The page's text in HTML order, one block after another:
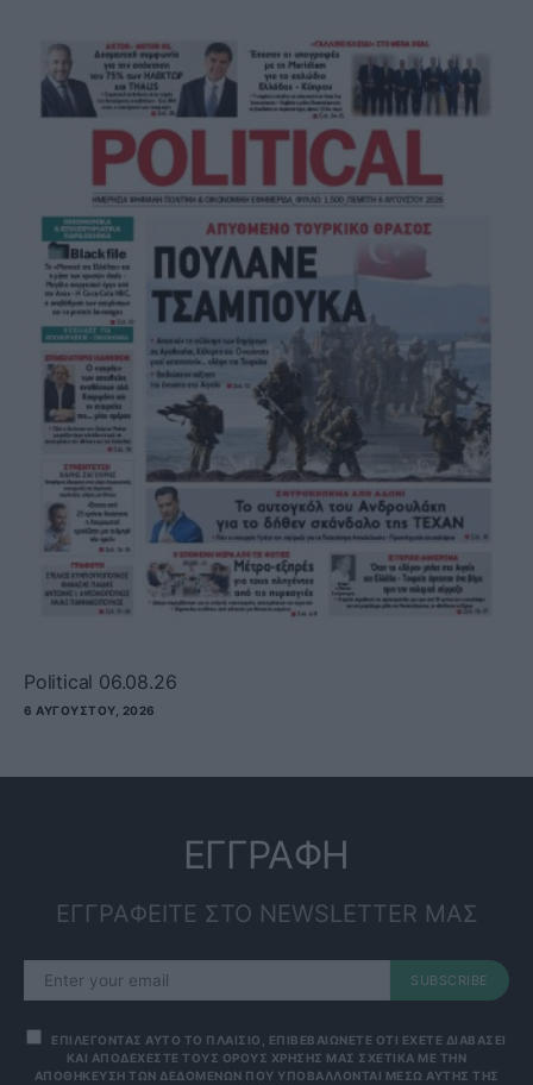
Political 06.08.26
6 ΑΥΓΟΎΣΤΟΥ, 2026
ΕΓΓΡΑΦΗ
ΕΓΓΡΑΦΕΙΤΕ ΣΤΟ NEWSLETTER ΜΑΣ
SUBSCRIBE
ΕΠΙΛΕΓΟΝΤΑΣ ΑΥΤΟ ΤΟ ΠΛΑΙΣΙΟ, ΕΠΙΒΕΒΑΙΩΝΕΤΕ ΟΤΙ ΕΧΕΤΕ ΔΙΑΒΑΣΕΙ
ΚΑΙ ΑΠΟΔΕΧΕΣΤΕ ΤΟΥΣ ΟΡΟΥΣ ΧΡΗΣΗΣ ΜΑΣ ΣΧΕΤΙΚΑ ΜΕ ΤΗΝ
ΑΠΟΘΗΚΕΥΣΗ ΤΩΝ ΔΕΔΟΜΕΝΩΝ ΠΟΥ ΥΠΟΒΑΛΛΟΝΤΑΙ ΜΕΣΩ ΑΥΤΗΣ ΤΗΣ